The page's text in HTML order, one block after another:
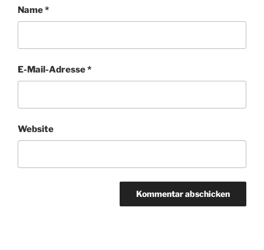
Name*
E-Mail-Adresse*
Website